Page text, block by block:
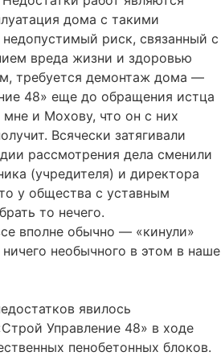
дома с такими
риск, связанный с
вреда жизни и здоровью
требуется демонтаж дома —
48» еще до обращения истца
мне и Мохову, что он с них
Всячески затягивали
рассмотрения дела сменили
(учредителя) и директора
у общества с уставным
то нечего.
вполне обычно — «кинули»
необычного в этом в наше
явилось
Управление 48» в ходе
пенобетонных блоков.